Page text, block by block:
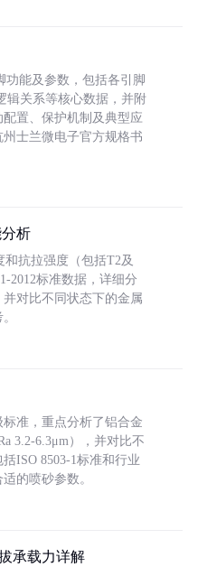
功能及参数，包括各引脚
辑关系等核心数据，并附
置、保护机制及典型应
士兰微电子官方规格书
析
抗拉强度（包括T2及
2012标准数据，详细分
对比不同状态下的金属
准，重点分析了铝合金
3.2-6.3μm），并对比不
ISO 8503-1标准和行业
的喷砂参数。
承载力详解